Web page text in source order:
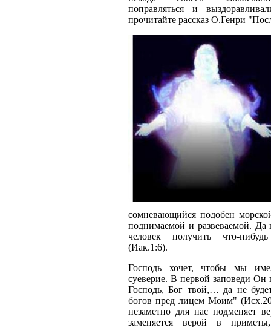
поправляться и
прочитайте рассказ О.Генри
сомневающийся подобен
поднимаемой и развеваемой. Да
человек получить что-
(Иак.1:6).
Господь хочет, чтобы мы
суеверие. В первой заповеди
Господь, Бог твой,… да не
богов пред лицем Моим"
незаметно для нас подменяет
заменяется верой в